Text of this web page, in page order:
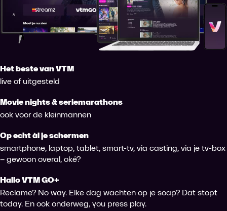
Het beste van VTM
live of uitgesteld
Movie nights & seriemarathons
ook voor de kleinmannen
Op echt àl je schermen
smartphone, laptop, tablet, smart-tv, via casting, via je tv-box
– gewoon overal, oké?
Hallo VTM GO+
Reclame? No way. Elke dag wachten op je soap? Dat stopt
today. En ook onderweg, you press play.